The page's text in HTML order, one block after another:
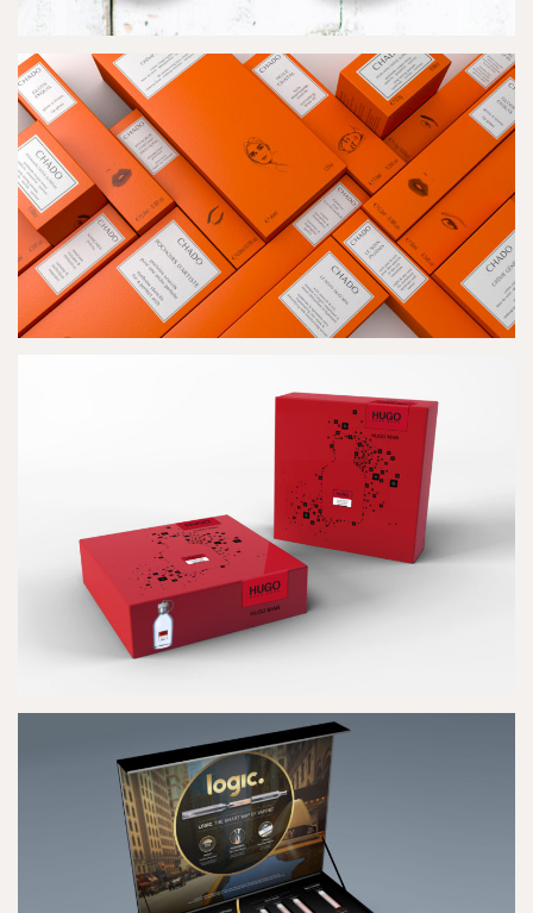
VITALWAY
IDENTITÉ & PACKAGING
CHADO
8 HOUR CREAM DECADE CELEBRATION
HUGO BOSS GIFSETS
LIGNE DE NUTRICOSMÉTIQUES